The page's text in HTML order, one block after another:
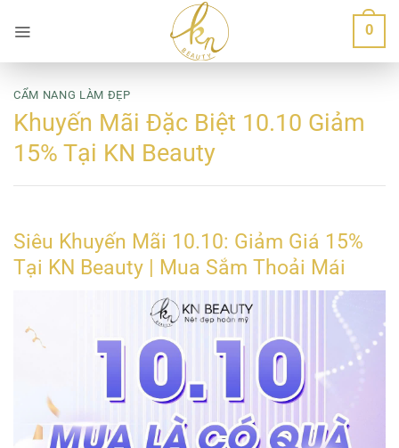
qua
nội
dung
0
CẨM NANG LÀM ĐẸP
Khuyến Mãi Đặc Biệt 10.10 Giảm
15% Tại KN Beauty
Siêu Khuyến Mãi 10.10: Giảm Giá 15%
Tại KN Beauty | Mua Sắm Thoải Mái